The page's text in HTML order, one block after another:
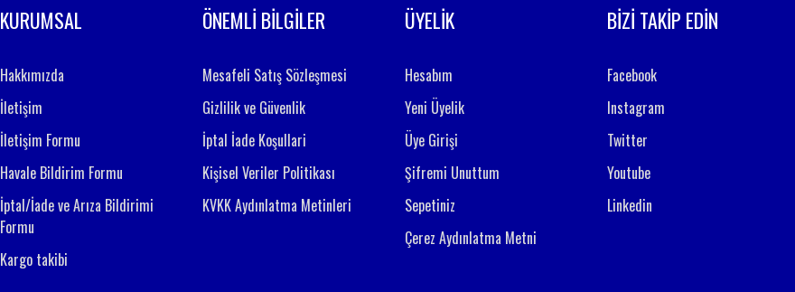
KURUMSAL
Hakkımızda
İletişim
İletişim Formu
Havale Bildirim Formu
İptal/İade ve Arıza Bildirimi
Formu
Kargo takibi
ÖNEMLİ BİLGİLER
Mesafeli Satış Sözleşmesi
Gizlilik ve Güvenlik
İptal İade Koşullari
Kişisel Veriler Politikası
KVKK Aydınlatma Metinleri
ÜYELİK
Hesabım
Yeni Üyelik
Üye Girişi
Şifremi Unuttum
Sepetiniz
Çerez Aydınlatma Metni
BİZİ TAKİP EDİN
Facebook
Instagram
Twitter
Youtube
Linkedin